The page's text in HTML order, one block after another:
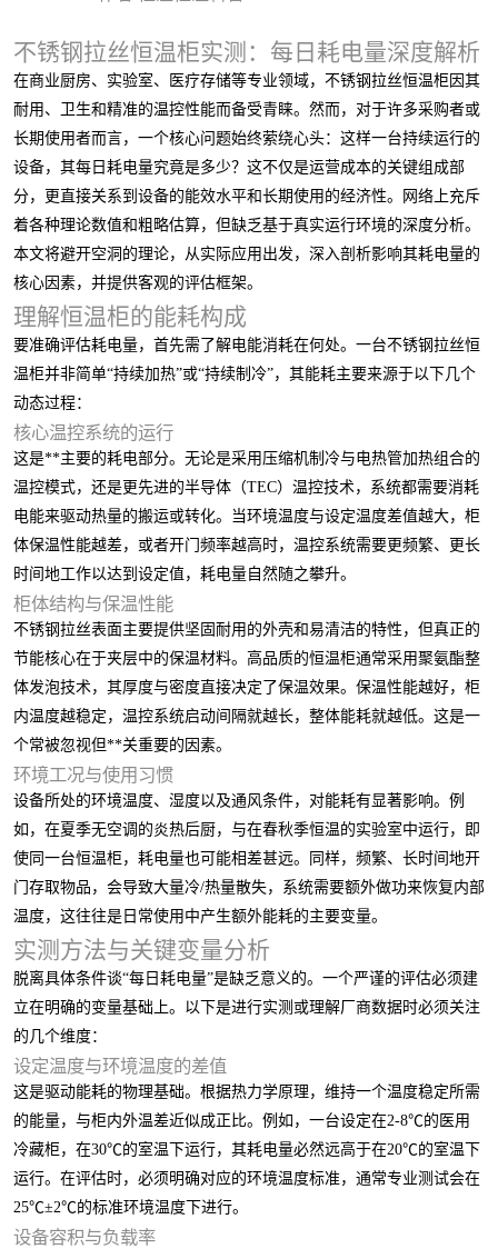
不锈钢拉丝恒温柜实测：每日耗电量深度解析
在商业厨房、实验室、医疗存储等专业领域，不锈钢拉丝恒温柜因其
耐用、卫生和精准的温控性能而备受青睐。然而，对于许多采购者或
长期使用者而言，一个核心问题始终萦绕心头：这样一台持续运行的
设备，其每日耗电量究竟是多少？这不仅是运营成本的关键组成部
分，更直接关系到设备的能效水平和长期使用的经济性。网络上充斥
着各种理论数值和粗略估算，但缺乏基于真实运行环境的深度分析。
本文将避开空洞的理论，从实际应用出发，深入剖析影响其耗电量的
核心因素，并提供客观的评估框架。
理解恒温柜的能耗构成
要准确评估耗电量，首先需了解电能消耗在何处。一台不锈钢拉丝恒
温柜并非简单“持续加热”或“持续制冷”，其能耗主要来源于以下几个
动态过程：
核心温控系统的运行
这是**主要的耗电部分。无论是采用压缩机制冷与电热管加热组合的
温控模式，还是更先进的半导体（TEC）温控技术，系统都需要消耗
电能来驱动热量的搬运或转化。当环境温度与设定温度差值越大，柜
体保温性能越差，或者开门频率越高时，温控系统需要更频繁、更长
时间地工作以达到设定值，耗电量自然随之攀升。
柜体结构与保温性能
不锈钢拉丝表面主要提供坚固耐用的外壳和易清洁的特性，但真正的
节能核心在于夹层中的保温材料。高品质的恒温柜通常采用聚氨酯整
体发泡技术，其厚度与密度直接决定了保温效果。保温性能越好，柜
内温度越稳定，温控系统启动间隔就越长，整体能耗就越低。这是一
个常被忽视但**关重要的因素。
环境工况与使用习惯
设备所处的环境温度、湿度以及通风条件，对能耗有显著影响。例
如，在夏季无空调的炎热后厨，与在春秋季恒温的实验室中运行，即
使同一台恒温柜，耗电量也可能相差甚远。同样，频繁、长时间地开
门存取物品，会导致大量冷/热量散失，系统需要额外做功来恢复内部
温度，这往往是日常使用中产生额外能耗的主要变量。
实测方法与关键变量分析
脱离具体条件谈“每日耗电量”是缺乏意义的。一个严谨的评估必须建
立在明确的变量基础上。以下是进行实测或理解厂商数据时必须关注
的几个维度：
设定温度与环境温度的差值
这是驱动能耗的物理基础。根据热力学原理，维持一个温度稳定所需
的能量，与柜内外温差近似成正比。例如，一台设定在2-8℃的医用
冷藏柜，在30℃的室温下运行，其耗电量必然远高于在20℃的室温下
运行。在评估时，必须明确对应的环境温度标准，通常专业测试会在
25℃±2℃的标准环境温度下进行。
设备容积与负载率